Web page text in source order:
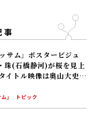
薫る」感染収束に安堵
美(上坂樹里)。そんな
りんにある提案をする
次回予告
演！ 夜ドラ｢ろんりね
開始 木南晴夏、窪塚
演――孤独なおじさんが､
に向き合う